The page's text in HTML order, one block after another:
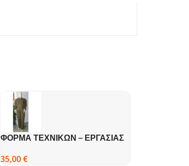
ΦΟΡΜΑ ΤΕΧΝΙΚΩΝ – ΕΡΓΑΣΙΑΣ
35,00 €